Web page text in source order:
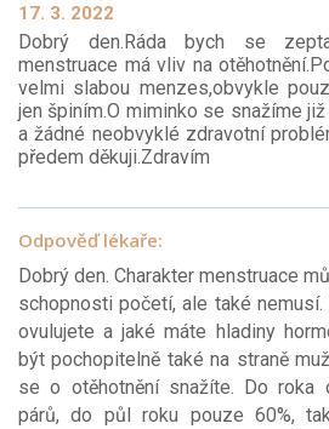
17. 3. 2022
Dobrý den.Ráda bych se
menstruace má vliv na
velmi slabou menzes,obvykle
jen špiním.O miminko se snažíme
a žádné neobvyklé zdravotní
předem děkuji.Zdravím
Odpověď lékaře:
Dobrý den. Charakter menstruace
schopnosti početí, ale také
ovulujete a jaké máte hladiny
být pochopitelně také na straně
se o otěhotnění snažíte. Do roka
párů, do půl roku pouze 60%,